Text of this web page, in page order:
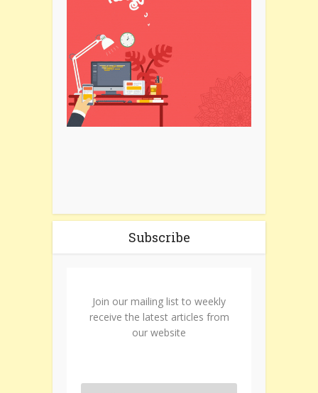
Subscribe
Join our mailing list to weekly
receive the latest articles from
our website